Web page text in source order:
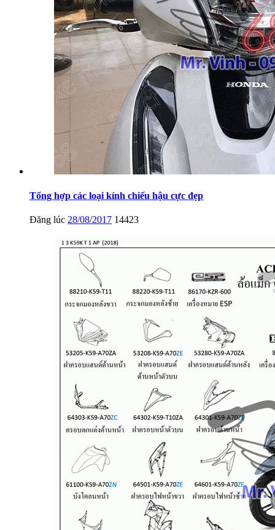
Tổng hợp các loại kính chiếu hậu cực đẹp
Đăng lúc 28/08/2017 14423